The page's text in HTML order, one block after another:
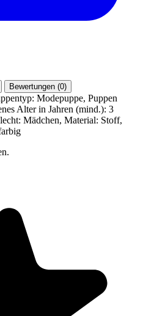
Bewertungen (0)
Modepuppe, Puppen
Alter in Jahren (mind.): 3
Mädchen, Material: Stoff,